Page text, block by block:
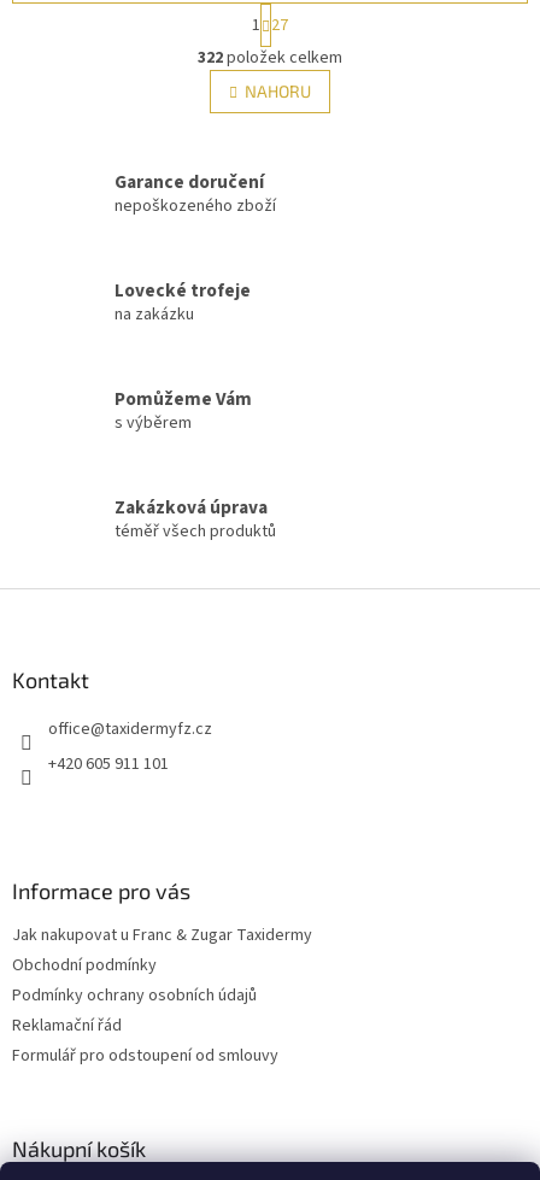
O
v
l
á
í
S
t
r
á
n
k
n
í
1 27
322položek celkem
NAHORU
Garance doručení
nepoškozeného zboží
Lovecké trofeje
na zakázku
Pomůžeme Vám
s výběrem
Zakázková úprava
téměř všech produktů
Kontakt
office@taxidermyfz.cz
+420 605 911 101
Informace pro vás
Jak nakupovat u Franc & Zugar Taxidermy
Obchodní podmínky
Podmínky ochrany osobních údajů
Reklamační řád
Formulář pro odstoupení od smlouvy
Nákupní košík